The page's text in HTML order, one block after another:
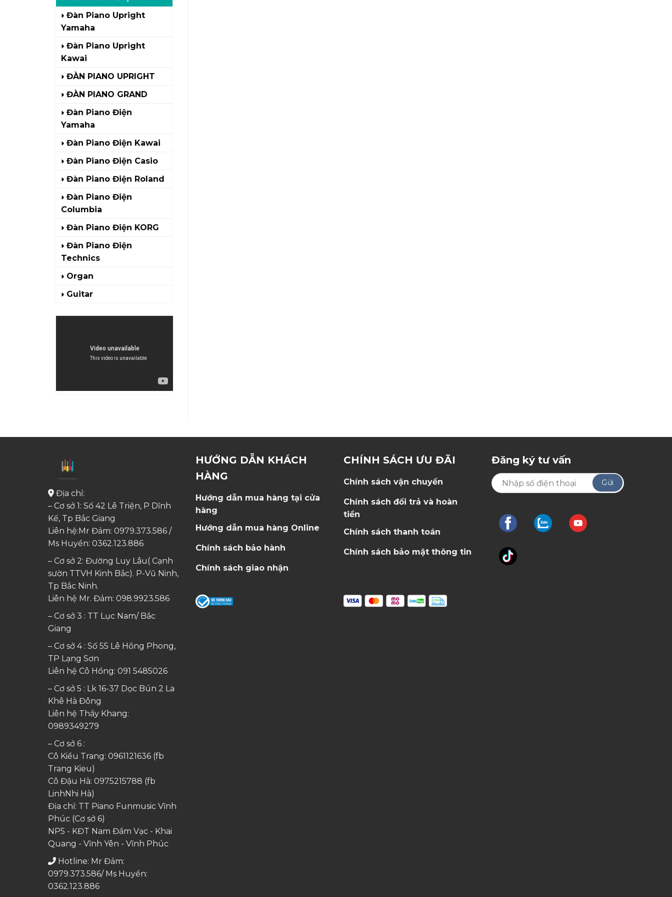
Đàn Piano Upright
Yamaha
Đàn Piano Upright
Kawai
ĐÀN PIANO UPRIGHT
ĐÀN PIANO GRAND
Đàn Piano Điện
Yamaha
Đàn Piano Điện Kawai
Đàn Piano Điện Casio
Đàn Piano Điện Roland
Đàn Piano Điện
Columbia
Đàn Piano Điện KORG
Đàn Piano Điện
Technics
Organ
Guitar
Địa chỉ:
– Cơ sở 1: Số 42 Lê Triện, P Dĩnh
Kế, Tp Bắc Giang
Liên hệ:Mr Đảm: 0979.373.586 /
Ms Huyền: 0362.123.886
– Cơ sở 2: Đường Luy Lâu( Cạnh
sườn TTVH Kinh Bắc). P-Vũ Ninh,
Tp Bắc Ninh.
Liên hệ Mr. Đảm: 098.9923.586
– Cơ sở 3 : TT Lục Nam/ Bắc
Giang
– Cơ sở 4 : Số 55 Lê Hồng Phong,
TP Lạng Sơn
Liên hệ Cô Hồng: 091 5485026
– Cơ sở 5 : Lk 16-37 Dọc Bún 2 La
Khê Hà Đông
Liên hệ Thầy Khang:
0989349279
– Cơ sở 6 :
Cô Kiều Trang: 0961121636(fb
Trang Kieu)
Cô Đậu Hà: 0975215788 (fb
LinhNhi Hà)
Địa chỉ: TT Piano Funmusic Vĩnh
Phúc (Cơ sở 6)
NP5 - KĐT Nam Đầm Vạc - Khai
Quang - Vĩnh Yên - Vĩnh Phúc
Hotline: Mr Đảm:
0979.373.586/ Ms Huyền:
0362.123.886
HƯỚNG DẪN KHÁCH
HÀNG
Hướng dẫn mua hàng tại cửa
hàng
Hướng dẫn mua hàng Online
Chính sách bảo hành
Chính sách giao nhận
CHÍNH SÁCH ƯU ĐÃI
Chính sách vận chuyển
Chính sách đổi trả và hoàn
tiền
Chính sách thanh toán
Chính sách bảo mật thông tin
Đăng ký tư vấn